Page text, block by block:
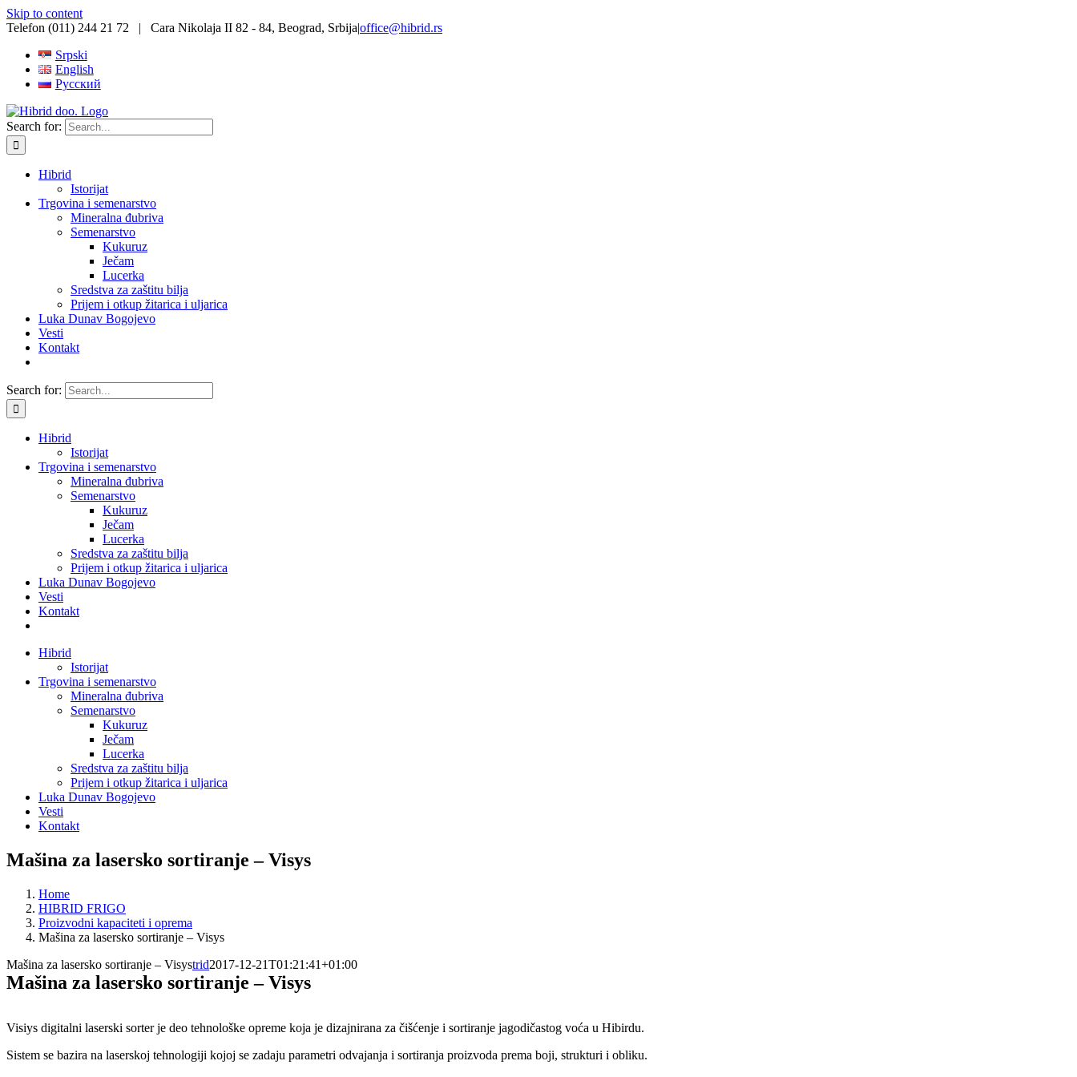
Skip to content
Telefon (011) 244 21 72 | Cara Nikolaja II 82 - 84, Beograd, Srbija|office@hibrid.rs
Srpski
English
Русский
Search for:
Hibrid
Istorijat
Trgovina i semenarstvo
Mineralna đubriva
Semenarstvo
Kukuruz
Ječam
Lucerka
Sredstva za zaštitu bilja
Prijem i otkup žitarica i uljarica
Luka Dunav Bogojevo
Vesti
Kontakt
Search for:
Hibrid
Istorijat
Trgovina i semenarstvo
Mineralna đubriva
Semenarstvo
Kukuruz
Ječam
Lucerka
Sredstva za zaštitu bilja
Prijem i otkup žitarica i uljarica
Luka Dunav Bogojevo
Vesti
Kontakt
Hibrid
Istorijat
Trgovina i semenarstvo
Mineralna đubriva
Semenarstvo
Kukuruz
Ječam
Lucerka
Sredstva za zaštitu bilja
Prijem i otkup žitarica i uljarica
Luka Dunav Bogojevo
Vesti
Kontakt
Mašina za lasersko sortiranje – Visys
Home
HIBRID FRIGO
Proizvodni kapaciteti i oprema
Mašina za lasersko sortiranje – Visys
Mašina za lasersko sortiranje – Visystrid2017-12-21T01:21:41+01:00
Mašina za lasersko sortiranje – Visys
Visiys digitalni laserski sorter je deo tehnološke opreme koja je dizajnirana za čišćenje i sortiranje jagodičastog voća u Hibirdu.
Sistem se bazira na laserskoj tehnologiji kojoj se zadaju parametri odvajanja i sortiranja proizvoda prema boji, strukturi i obliku.